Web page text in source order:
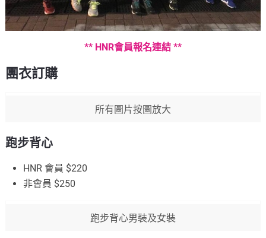
** HNR會員報名連結 **
團衣訂購
所有圖片按圖放大
跑步背心
HNR 會員 $220
非會員 $250
跑步背心男裝及女裝